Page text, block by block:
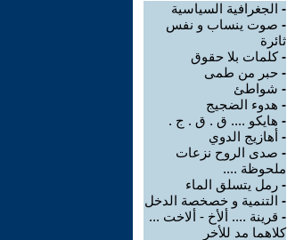
- الجغرافية السياسية
- صوت ينساب و نفس
ثائرة
-كلمات بلا حقوق
- حبر من طمى
- شواطئ
- هدوء الضجيج
- هايكو .... ق . ق . ج .
- أهازيج الدوي
- صدى الروح نزعات
ملحوظة ....
- رمل يتسلق الماء
- التنمية و خصخصة الدخل
- قرينة .... ألأخ - ألاخت ...
كلاهما مد للأخر